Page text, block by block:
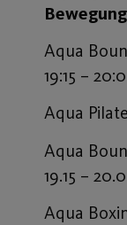
Aqua
19:15 –
Aqua
Aqua
19.15 –
Aqua